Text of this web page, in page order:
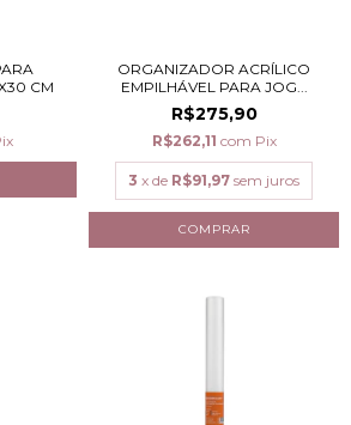
CM
ORGANIZADOR ACRÍLICO
EMPILHÁVEL PARA JOG...
R$275,90
R$262,11 com Pix
3 x de R$91,97 sem juros